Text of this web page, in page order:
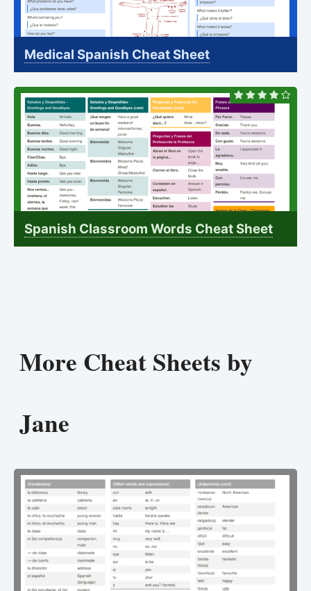
Medical Spanish Cheat Sheet
Spanish Classroom Words Cheat Sheet
More Cheat Sheets by
Jane